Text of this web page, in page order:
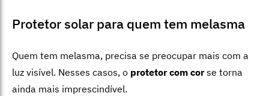
Protetor solar para quem tem melasma
Quem tem melasma, precisa se preocupar mais com a
luz visível. Nesses casos, o protetor com corse torna
ainda mais imprescindível.